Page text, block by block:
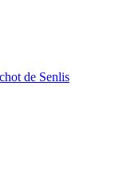
de Senlis